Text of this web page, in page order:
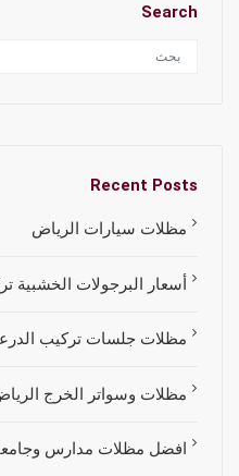
Search
Recent Posts
مظلات سيارات الرياض
أسعار البرجولات الخشبية
مظلات جلسات تركيب
مظلات وسواتر الخرج الرياض
افضل مظلات مدارس